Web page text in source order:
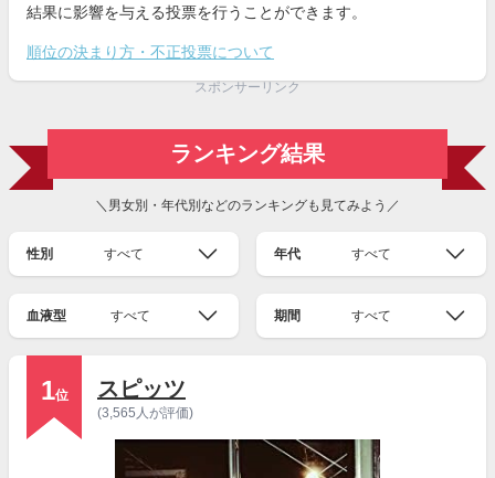
結果に影響を与える投票を行うことができます。
順位の決まり方・不正投票について
スポンサーリンク
ランキング結果
＼男女別・年代別などのランキングも見てみよう／
性別 すべて 年代 すべて
血液型 すべて 期間 すべて
1位 スピッツ
(3,565人が評価)